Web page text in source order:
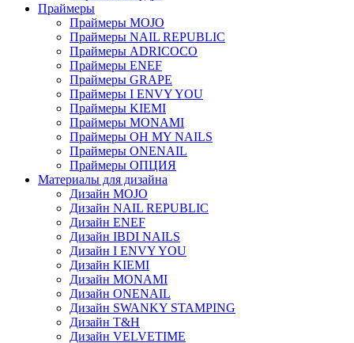
Праймеры
Праймеры MOJO
Праймеры NAIL REPUBLIC
Праймеры ADRICOCO
Праймеры ENEF
Праймеры GRAPE
Праймеры I ENVY YOU
Праймеры KIEMI
Праймеры MONAMI
Праймеры OH MY NAILS
Праймеры ONENAIL
Праймеры ОПЦИЯ
Материалы для дизайна
Дизайн MOJO
Дизайн NAIL REPUBLIC
Дизайн ENEF
Дизайн IBDI NAILS
Дизайн I ENVY YOU
Дизайн KIEMI
Дизайн MONAMI
Дизайн ONENAIL
Дизайн SWANKY STAMPING
Дизайн T&H
Дизайн VELVETIME